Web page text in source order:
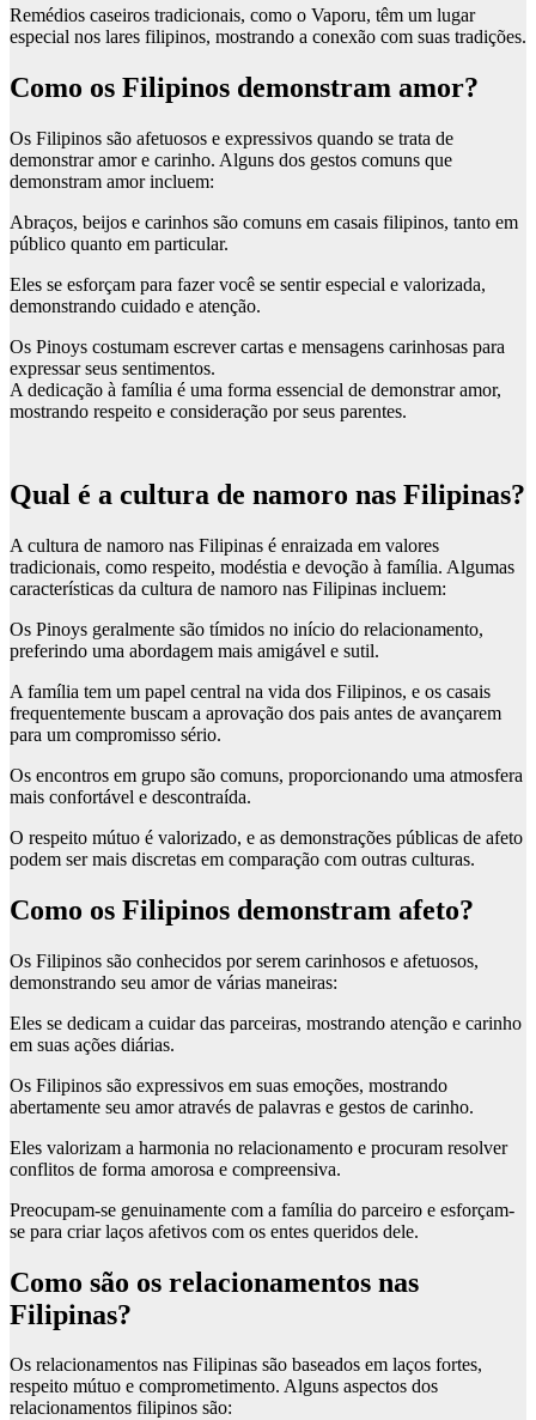
Remédios caseiros tradicionais, como o Vaporu, têm um lugar
especial nos lares filipinos, mostrando a conexão com suas tradições.
Como os Filipinos demonstram amor?
Os Filipinos são afetuosos e expressivos quando se trata de
demonstrar amor e carinho. Alguns dos gestos comuns que
demonstram amor incluem:
Abraços, beijos e carinhos são comuns em casais filipinos, tanto em
público quanto em particular.
Eles se esforçam para fazer você se sentir especial e valorizada,
demonstrando cuidado e atenção.
Os Pinoys costumam escrever cartas e mensagens carinhosas para
expressar seus sentimentos.
A dedicação à família é uma forma essencial de demonstrar amor,
mostrando respeito e consideração por seus parentes.
Qual é a cultura de namoro nas Filipinas?
A cultura de namoro nas Filipinas é enraizada em valores
tradicionais, como respeito, modéstia e devoção à família. Algumas
características da cultura de namoro nas Filipinas incluem:
Os Pinoys geralmente são tímidos no início do relacionamento,
preferindo uma abordagem mais amigável e sutil.
A família tem um papel central na vida dos Filipinos, e os casais
frequentemente buscam a aprovação dos pais antes de avançarem
para um compromisso sério.
Os encontros em grupo são comuns, proporcionando uma atmosfera
mais confortável e descontraída.
O respeito mútuo é valorizado, e as demonstrações públicas de afeto
podem ser mais discretas em comparação com outras culturas.
Como os Filipinos demonstram afeto?
Os Filipinos são conhecidos por serem carinhosos e afetuosos,
demonstrando seu amor de várias maneiras:
Eles se dedicam a cuidar das parceiras, mostrando atenção e carinho
em suas ações diárias.
Os Filipinos são expressivos em suas emoções, mostrando
abertamente seu amor através de palavras e gestos de carinho.
Eles valorizam a harmonia no relacionamento e procuram resolver
conflitos de forma amorosa e compreensiva.
Preocupam-se genuinamente com a família do parceiro e esforçam-
se para criar laços afetivos com os entes queridos dele.
Como são os relacionamentos nas
Filipinas?
Os relacionamentos nas Filipinas são baseados em laços fortes,
respeito mútuo e comprometimento. Alguns aspectos dos
relacionamentos filipinos são: